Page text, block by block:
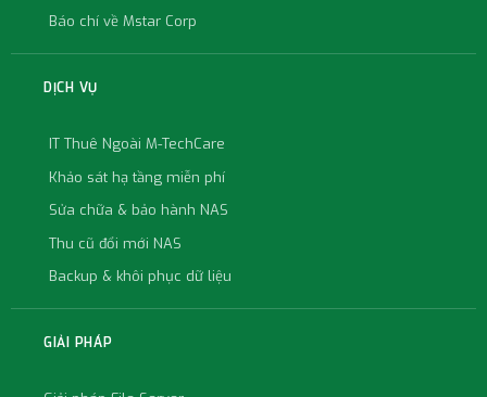
Báo chí về Mstar Corp
DỊCH VỤ
IT Thuê Ngoài M-TechCare
Khảo sát hạ tầng miễn phí
Sửa chữa & bảo hành NAS
Thu cũ đổi mới NAS
Backup & khôi phục dữ liệu
GIẢI PHÁP